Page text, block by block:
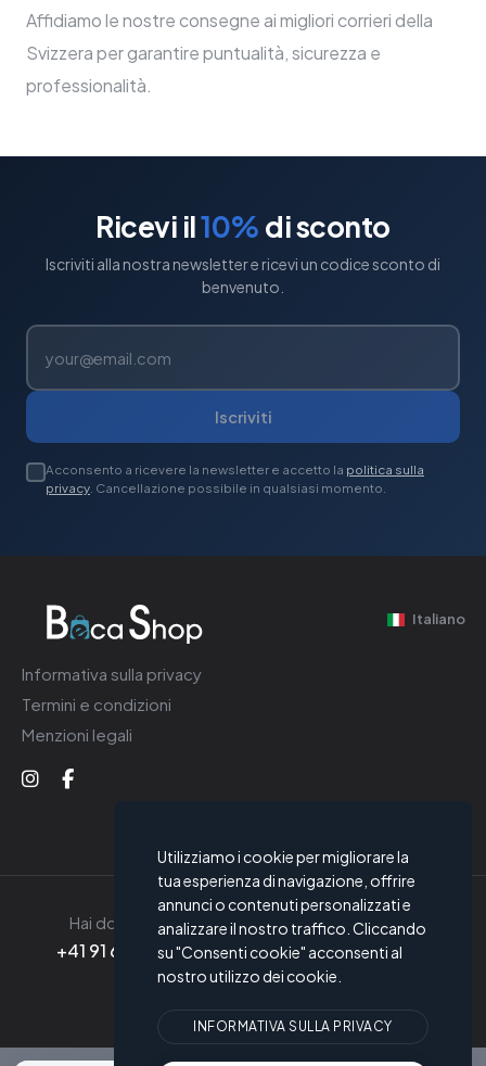
Affidiamo le nostre consegne ai migliori corrieri della
Svizzera per garantire puntualità, sicurezza e
professionalità.
Ricevi il10% di sconto
Iscriviti alla nostra newsletter e ricevi un codice sconto di
benvenuto.
Iscriviti
Acconsento a ricevere la newsletter e accetto la politica sulla
privacy. Cancellazione possibile in qualsiasi momento.
Informativa sulla privacy
Termini e condizioni
Menzioni legali
Italiano
Hai domande?
+41 91 605 57 76
Scrivici
info@becashop.ch
Utilizziamo i cookie per migliorare la
tua esperienza di navigazione, offrire
annunci o contenuti personalizzati e
analizzare il nostro traffico. Cliccando
su "Consenti cookie" acconsenti al
nostro utilizzo dei cookie.
INFORMATIVA SULLA PRIVACY